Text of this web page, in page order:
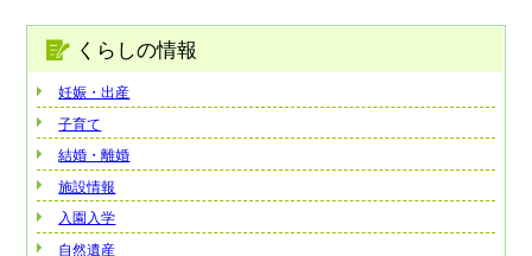
くらしの情報
妊娠・出産
子育て
結婚・離婚
施設情報
入園入学
自然遺産